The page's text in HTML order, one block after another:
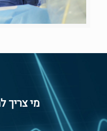
מי צריך